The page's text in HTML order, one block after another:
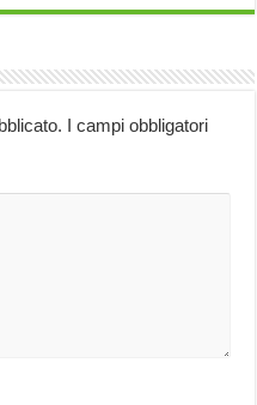
I campi obbligatori